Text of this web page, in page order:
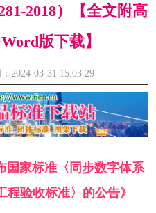
2018）【全文附高
版下载】
03-31 15:03:29
国家标准〈同步数字体系
程验收标准〉的公告》